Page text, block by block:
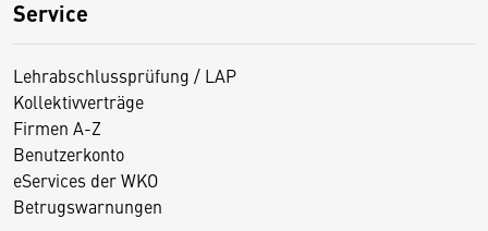
Service
Lehrabschlussprüfung / LAP
Kollektivverträge
Firmen A-Z
Benutzerkonto
eServices der WKO
Betrugswarnungen